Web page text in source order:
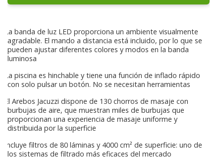
La banda de luz LED proporciona un ambiente visualmente
agradable. El mando a distancia está incluido, por lo que se
pueden ajustar diferentes colores y modos en la banda
luminosa
La piscina es hinchable y tiene una función de inflado rápido
con solo pulsar un botón. No se necesitan herramientas
El Arebos Jacuzzi dispone de 130 chorros de masaje con
burbujas de aire, que muestran miles de burbujas que
proporcionan una experiencia de masaje uniforme y
distribuida por la superficie
Incluye filtros de 80 láminas y 4000 cm² de superficie: uno de
los sistemas de filtrado más eficaces del mercado